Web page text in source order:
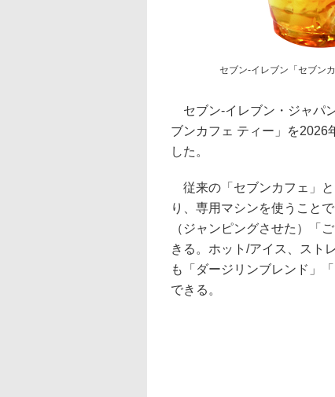
セブン-イレブン「セブンカ
セブン-イレブン・ジャパ
ブンカフェ ティー」を2026
した。
従来の「セブンカフェ」
り、専用マシンを使うこと
（ジャンピングさせた）「
きる。ホット/アイス、スト
も「ダージリンブレンド」
できる。